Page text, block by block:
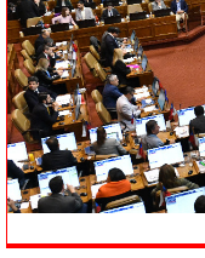
Sostenibilidad
soychile
soyarica
soyiquique